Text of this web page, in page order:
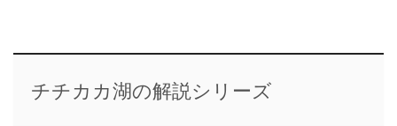
チチカカ湖の解説シリーズ